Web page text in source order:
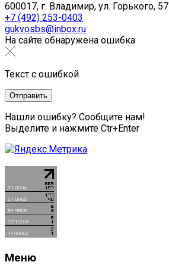
600017, г. Владимир, ул. Горького, 57
+7 (492) 253-0403
gukvosbs@inbox.ru
На сайте обнаружена ошибка
Текст с ошибкой
Нашли ошибку? Сообщите нам!
Выделите и нажмите Ctr+Enter
Меню